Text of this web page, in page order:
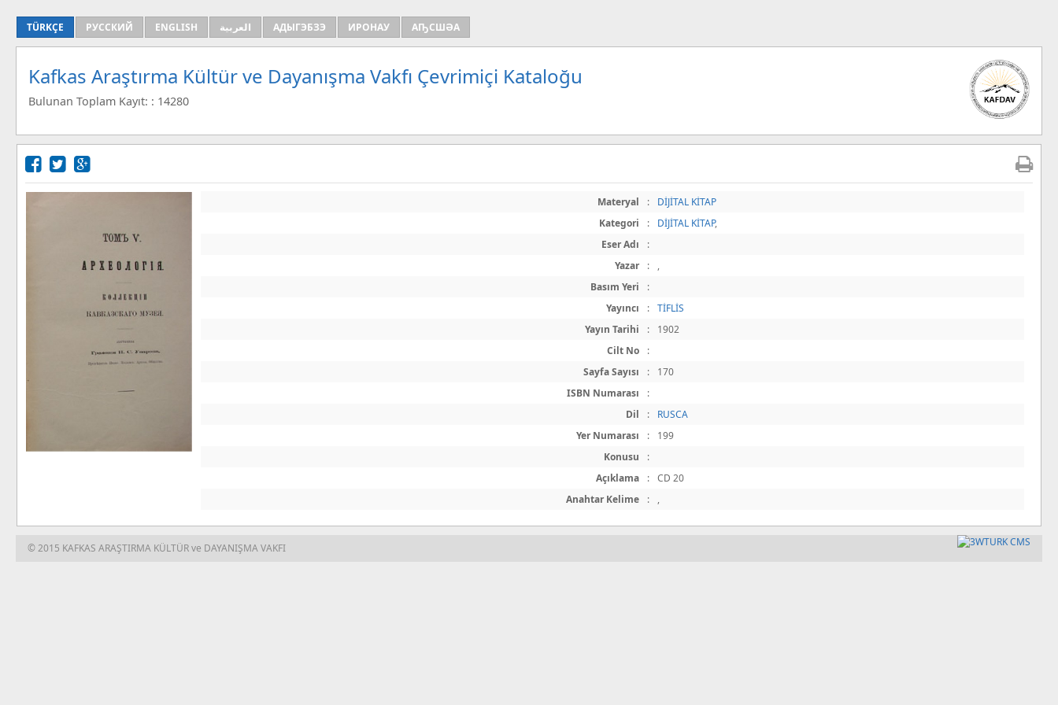
TÜRKÇE РУССКИЙ ENGLISH العربية АДЫГЭБЗЭ ИРОНАУ АҦСШӘА
Kafkas Araştırma Kültür ve Dayanışma Vakfı Çevrimiçi Kataloğu
Bulunan Toplam Kayıt: : 14280
Materyal :
DİJİTAL KİTAP
Kategori
: DİJİTAL KİTAP,
Eser Adı
:
Yazar
:
,
Basım Yeri
:
Yayıncı
:
TİFLİS
Yayın Tarihi
:
1902
Cilt No
:
Sayfa Sayısı
:
170
ISBN Numarası
:
Dil
:
RUSCA
Yer Numarası
:
199
Konusu
:
Açıklama
:
CD 20
Anahtar Kelime
: ,
© 2015 KAFKAS ARAŞTIRMA KÜLTÜR ve DAYANIŞMA VAKFI